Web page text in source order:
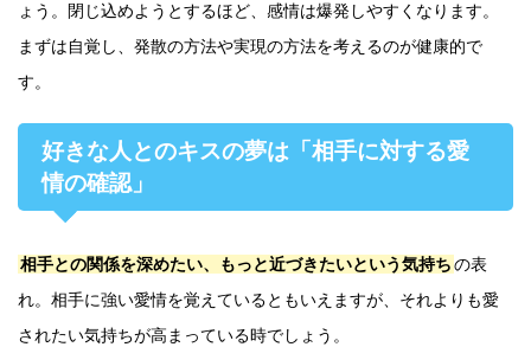
ょう。閉じ込めようとするほど、感情は爆発しやすくなります。
まずは自覚し、発散の方法や実現の方法を考えるのが健康的で
す。
好きな人とのキスの夢は「相手に対する愛
情の確認」
相手との関係を深めたい、もっと近づきたいという気持ちの表
れ。相手に強い愛情を覚えているともいえますが、それよりも愛
されたい気持ちが高まっている時でしょう。